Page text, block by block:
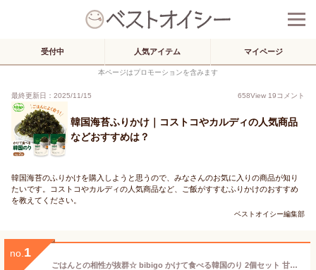
受付中 人気アイテム マイページ
本ページはプロモーションを含みます
最終更新日：2025/11/15 658View 19コメント
韓国海苔ふりかけ｜コストコやカルディの人気商品
などおすすめは？
韓国海苔のふりかけを購入しようと思うので、みなさんのお気に入りの商品が知り
たいです。コストコやカルディの人気商品など、ご飯がすすむふりかけのおすすめ
を教えてください。
ベストオイシー編集部
no. 1
ごはんとの相性が抜群☆ bibigo かけて食べる韓国のり 2個セット 甘じょっぱい 公式 韓国海苔 韓国のり 海苔 ネコポス のり ふりかけ 常温 買いまわり 買い回り 1000円 CJ CJFOODS